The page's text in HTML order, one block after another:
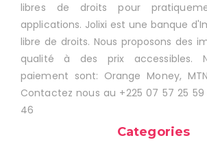
libres de droits pour
applications. Jolixi est une banque
libre de droits. Nous proposons des
qualité à des prix accessibles.
paiement sont: Orange Money,
Contactez nous au +225 07 57 25 59
46
Categories